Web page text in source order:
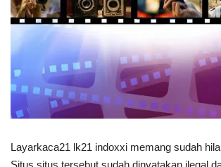
Layarkaca21 lk21 indoxxi memang sudah